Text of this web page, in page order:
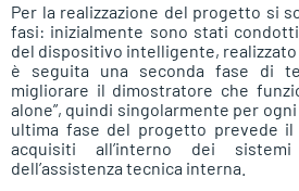
Per la realizzazione del progetto si
fasi: inizialmente sono stati
del dispositivo intelligente, realizzato
è seguita una seconda fase di
migliorare il dimostratore che
alone”, quindi singolarmente per
ultima fase del progetto prevede
acquisiti all’interno dei
dell’assistenza tecnica interna.